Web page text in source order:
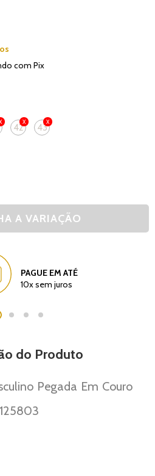
com Pix
42 43
PAGUE EM ATÉ
10x sem juros
do Produto
Pegada Em Couro
125803